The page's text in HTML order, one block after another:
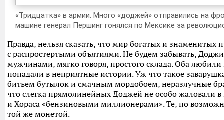
«Тридцатка» в армии. Много «доджей» отправились на
машине генерал Першинг гонялся по Мексике за
Правда, нельзя сказать, что мир богатых и
с распростертыми объятиями. Не будем забывать,
мужчинами, мягко говоря, простого склада. Оба
попадали в неприятные истории. Уж что такое
битьем бутылок и смачным мордобоем, неразлучные
что слегка прямолинейных Доджей не особо жаловали
и Хораса «бензиновыми миллионерами». Те, по
той же монетой.